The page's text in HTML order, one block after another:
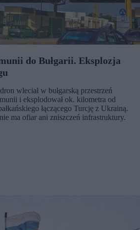
do Bułgarii. Eksplozja
wleciał w bułgarską przestrzeń
i eksplodował ok. kilometra od
łączącego Turcję z Ukrainą.
ma ofiar ani zniszczeń infrastruktury.